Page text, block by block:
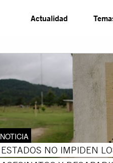
Actualidad
NOTICIA
ESTADOS NO IMPIDEN